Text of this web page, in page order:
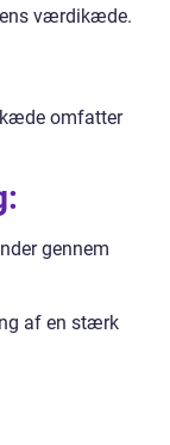
værdikæde.
omfatter
gennem
af en stærk